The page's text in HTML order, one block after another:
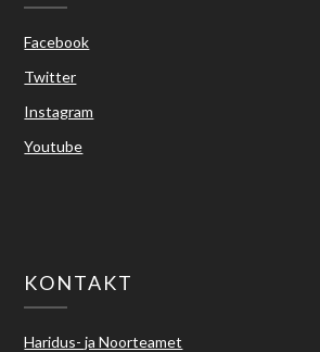
Facebook
Twitter
Instagram
Youtube
KONTAKT
Haridus- ja Noorteamet